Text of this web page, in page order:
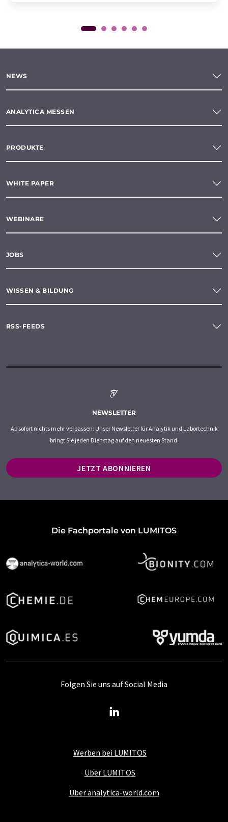
NEWS
ANALYTICA MESSEN
PRODUKTE
WHITE PAPER
WEBINARE
JOBS
WISSEN & BILDUNG
RSS-FEEDS
NEWSLETTER
Ab sofort nichts mehr verpassen: Unser Newsletter für Analytik und Labortechnik
bringt Sie jeden Dienstag auf den neuesten Stand.
JETZT ABONNIEREN
Die Fachportale von LUMITOS
Werben bei LUMITOS
Über LUMITOS
Über analytica-world.com
Folgen Sie uns auf Social Media